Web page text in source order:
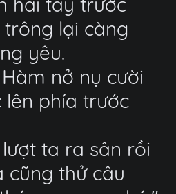
lại càng
yêu.
nở nụ cười
lên phía trước
ta ra sân rồi
cũng thử câu